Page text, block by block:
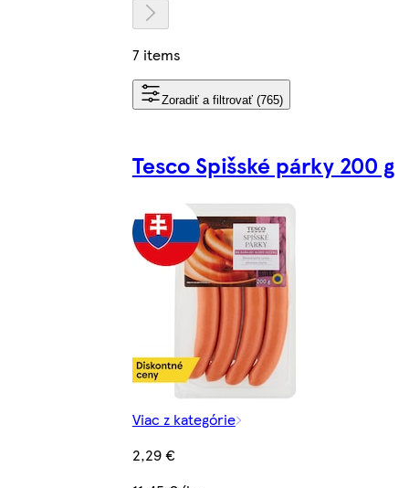
7 items
Zoradiť a filtrovať (765)
Tesco Spišské párky 200 g
Viac z kategórie
2,29 €